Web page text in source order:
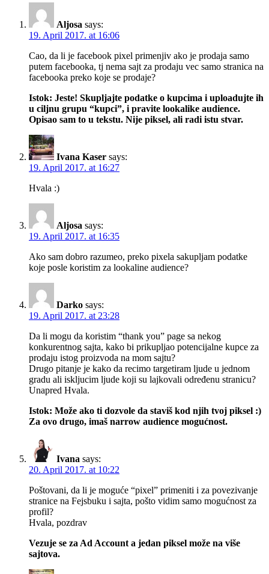
Aljosa says:
19. April 2017. at 16:06
Cao, da li je facebook pixel primenjiv ako je prodaja samo
putem facebooka, tj nema sajt za prodaju vec samo stranica na
facebooka preko koje se prodaje?
Istok: Jeste! Skupljajte podatke o kupcima i uploadujte ih
u ciljnu grupu “kupci”, i pravite lookalike audience.
Opisao sam to u tekstu. Nije piksel, ali radi istu stvar.
Ivana Kaser says:
19. April 2017. at 16:27
Hvala :)
Aljosa says:
19. April 2017. at 16:35
Ako sam dobro razumeo, preko pixela sakupljam podatke
koje posle koristim za lookaline audience?
Darko says:
19. April 2017. at 23:28
Da li mogu da koristim “thank you” page sa nekog
konkurentnog sajta, kako bi prikupljao potencijalne kupce za
prodaju istog proizvoda na mom sajtu?
Drugo pitanje je kako da recimo targetiram ljude u jednom
gradu ali iskljucim ljude koji su lajkovali određenu stranicu?
Unapred Hvala.
Istok: Može ako ti dozvole da staviš kod njih tvoj piksel :)
Za ovo drugo, imaš narrow audience mogućnost.
Ivana says:
20. April 2017. at 10:22
Poštovani, da li je moguće “pixel” primeniti i za povezivanje
stranice na Fejsbuku i sajta, pošto vidim samo mogućnost za
profil?
Hvala, pozdrav
Vezuje se za Ad Account a jedan piksel može na više
sajtova.